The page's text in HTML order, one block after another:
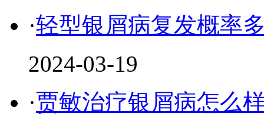
·轻型银屑病复发概率
2024-03-19
·贾敏治疗银屑病怎么